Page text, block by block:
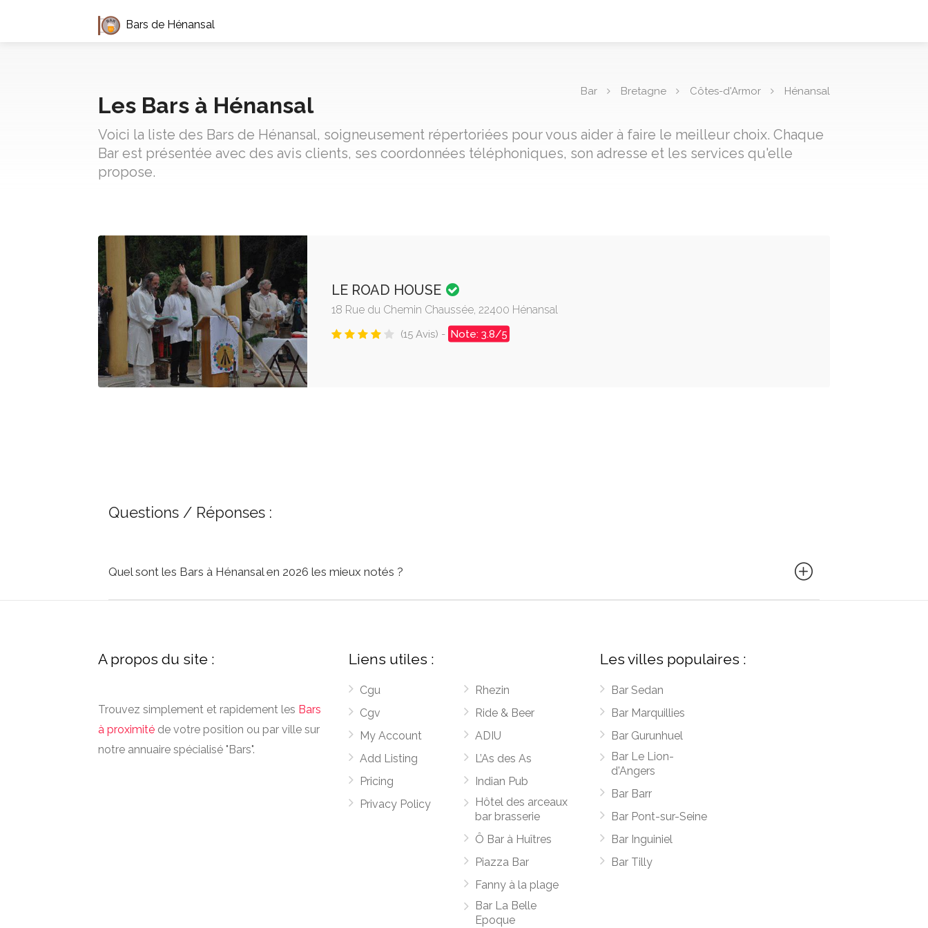
Bars de Hénansal
Bar Bretagne Côtes-d'Armor Hénansal
Les Bars à Hénansal
Voici la liste des Bars de Hénansal, soigneusement répertoriées pour vous aider à faire le meilleur choix. Chaque
Bar est présentée avec des avis clients, ses coordonnées téléphoniques, son adresse et les services qu'elle
propose.
LE ROAD HOUSE
18 Rue du Chemin Chaussée, 22400 Hénansal
(15 Avis) - Note: 3.8/5
Questions / Réponses :
Quel sont les Bars à Hénansal en 2026 les mieux notés ?
A propos du site :
Trouvez simplement et rapidement les Bars
à proximité de votre position ou par ville sur
notre annuaire spécialisé "Bars".
Liens utiles :
Cgu
Cgv
My Account
Add Listing
Pricing
Privacy Policy
Rhezin
Ride & Beer
ADIU
L’As des As
Indian Pub
Hôtel des arceaux
bar brasserie
Ô Bar à Huîtres
Piazza Bar
Fanny à la plage
Bar La Belle
Epoque
Les villes populaires :
Bar Sedan
Bar Marquillies
Bar Gurunhuel
Bar Le Lion-
d'Angers
Bar Barr
Bar Pont-sur-Seine
Bar Inguiniel
Bar Tilly